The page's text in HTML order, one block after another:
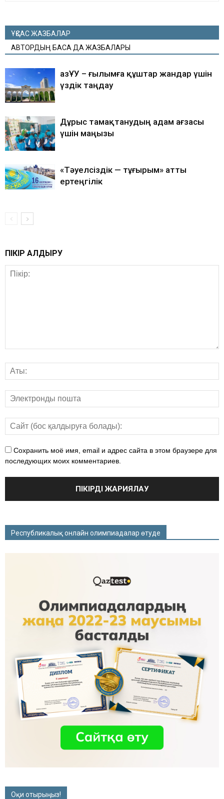
ҰҚСАС ЖАЗБАЛАР
АВТОРДЫҢ БАСҚА ДА ЖАЗБАЛАРЫ
ҚазҰУ – ғылымға құштар жандар үшін
үздік таңдау
Дұрыс тамақтанудың адам ағзасы
үшін маңызы
«Тәуелсіздік — тұғырым» атты
ертеңгілік
ПІКІР ҚАЛДЫРУ
Сохранить моё имя, email и адрес сайта в этом браузере для
последующих моих комментариев.
Республикалық онлайн олимпиадалар өтуде
Оқи отырыңыз!